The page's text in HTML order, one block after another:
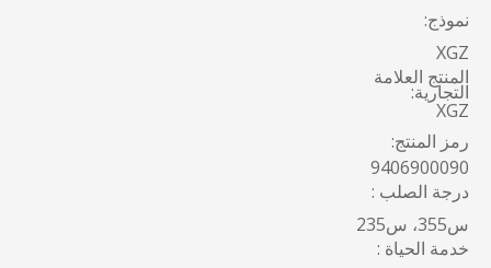
نموذج:
XGZ
المنتج العلامة
التجارية:
XGZ
رمز المنتج:
9406900090
درجة الصلب :
س355، س235
خدمة الحياة :